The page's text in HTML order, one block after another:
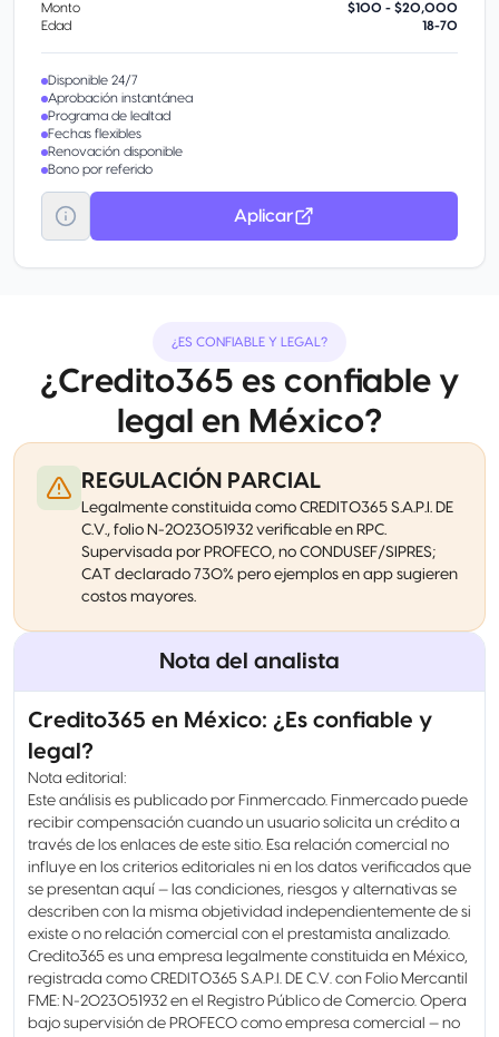
Monto
$100 - $20,000
Edad
18-70
Disponible 24/7
Aprobación instantánea
Programa de lealtad
Fechas flexibles
Renovación disponible
Bono por referido
Aplicar
¿ES CONFIABLE Y LEGAL?
¿Credito365 es confiable y
legal en México?
REGULACIÓN PARCIAL
Legalmente constituida como CREDITO365 S.A.P.I. DE
C.V., folio N-2023051932 verificable en RPC.
Supervisada por PROFECO, no CONDUSEF/SIPRES;
CAT declarado 730% pero ejemplos en app sugieren
costos mayores.
Nota del analista
Credito365 en México: ¿Es confiable y
legal?
Nota editorial:
Este análisis es publicado por Finmercado. Finmercado puede
recibir compensación cuando un usuario solicita un crédito a
través de los enlaces de este sitio. Esa relación comercial no
influye en los criterios editoriales ni en los datos verificados que
se presentan aquí — las condiciones, riesgos y alternativas se
describen con la misma objetividad independientemente de si
existe o no relación comercial con el prestamista analizado.
Credito365 es una empresa legalmente constituida en México,
registrada como CREDITO365 S.A.P.I. DE C.V. con Folio Mercantil
FME: N-2023051932 en el Registro Público de Comercio. Opera
bajo supervisión de PROFECO como empresa comercial — no